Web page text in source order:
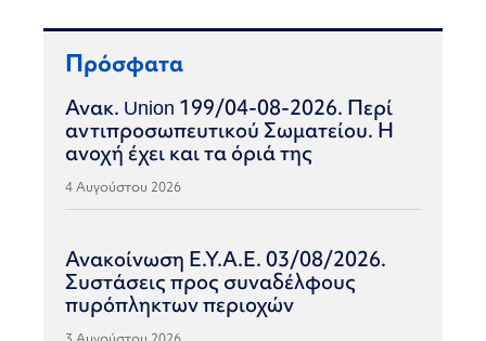
Πρόσφατα
Ανακ. Union 199/04-08-2026. Περί
αντιπροσωπευτικού Σωματείου. Η
ανοχή έχει και τα όριά της
4 Αυγούστου 2026
Ανακοίνωση Ε.Υ.Α.Ε. 03/08/2026.
Συστάσεις προς συναδέλφους
πυρόπληκτων περιοχών